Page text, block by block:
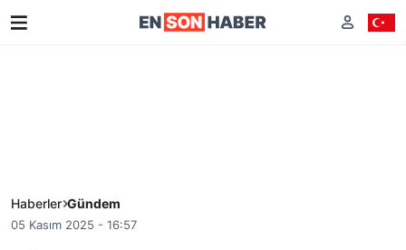
Haberler Gündem
05 Kasım 2025 - 16:57